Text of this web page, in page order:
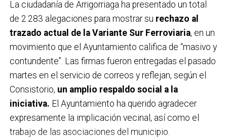
La ciudadanía de Arrigorriaga ha presentado un total
de 2.283 alegaciones para mostrar su rechazo al
trazado actual de la Variante Sur Ferroviaria, en un
movimiento que el Ayuntamiento califica de “masivo y
contundente”. Las firmas fueron entregadas el pasado
martes en el servicio de correos y reflejan, según el
Consistorio, un amplio respaldo social a la
iniciativa. El Ayuntamiento ha querido agradecer
expresamente la implicación vecinal, así como el
trabajo de las asociaciones del municipio.